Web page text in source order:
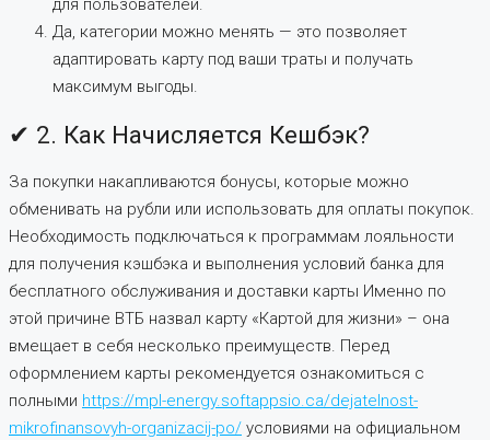
для пользователей.
Да, категории можно менять — это позволяет
адаптировать карту под ваши траты и получать
максимум выгоды.
✔ 2. Как Начисляется Кешбэк?
За покупки накапливаются бонусы, которые можно
обменивать на рубли или использовать для оплаты покупок.
Необходимость подключаться к программам лояльности
для получения кэшбэка и выполнения условий банка для
бесплатного обслуживания и доставки карты Именно по
этой причине ВТБ назвал карту «Картой для жизни» – она
вмещает в себя несколько преимуществ. Перед
оформлением карты рекомендуется ознакомиться с
полными https://mpl-energy.softappsio.ca/dejatelnost-
mikrofinansovyh-organizacij-po/ условиями на официальном